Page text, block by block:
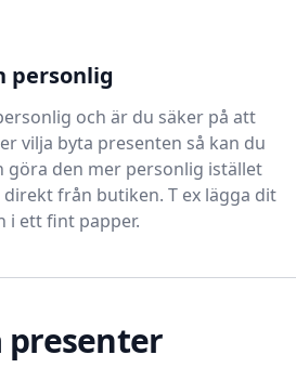
personlig
och är du säker på att
vilja byta presenten så kan du
göra den mer personlig istället
från butiken. T ex lägga dit
i ett fint papper.
presenter